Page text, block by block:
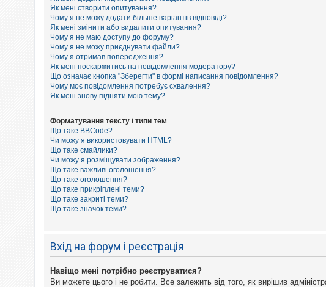
Як мені створити опитування?
Чому я не можу додати більше варіантів відповіді?
Як мені змінити або видалити опитування?
Чому я не маю доступу до форуму?
Чому я не можу приєднувати файли?
Чому я отримав попередження?
Як мені поскаржитись на повідомлення модератору?
Що означає кнопка "Зберегти" в формі написання повідомлення?
Чому моє повідомлення потребує схвалення?
Як мені знову підняти мою тему?
Форматування тексту і типи тем
Що таке BBCode?
Чи можу я використовувати HTML?
Що таке смайлики?
Чи можу я розміщувати зображення?
Що таке важливі оголошення?
Що таке оголошення?
Що таке прикріплені теми?
Що таке закриті теми?
Що таке значок теми?
Вхід на форум і реєстрація
Навіщо мені потрібно реєструватися?
Ви можете цього і не робити. Все залежить від того, як вирішив